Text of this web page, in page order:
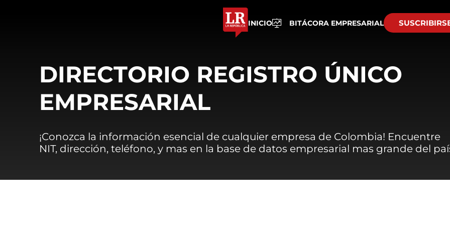
INICIO BITÁCORA EMPRESARIAL
DIRECTORIO REGISTRO ÚNICO
EMPRESARIAL
¡Conozca la información esencial de cualquier empresa de Colombia! Encuentre
NIT, dirección, teléfono, y mas en la base de datos empresarial mas grande del